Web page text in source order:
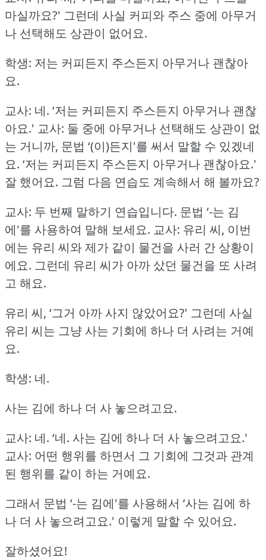
마실까요?' 그런데 사실 커피와 주스 중에 아무거
나 선택해도 상관이 없어요.
학생: 저는 커피든지 주스든지 아무거나 괜찮아
요.
교사: 네. ‘저는 커피든지 주스든지 아무거나 괜찮
아요.' 교사: 둘 중에 아무거나 선택해도 상관이 없
는 거니까, 문법 ‘(이)든지'를 써서 말할 수 있겠네
요. ‘저는 커피든지 주스든지 아무거나 괜찮아요.'
잘 했어요. 그럼 다음 연습도 계속해서 해 볼까요?
교사: 두 번째 말하기 연습입니다. 문법 ‘-는 김
에'를 사용하여 말해 보세요. 교사: 유리 씨, 이번
에는 유리 씨와 제가 같이 물건을 사러 간 상황이
에요. 그런데 유리 씨가 아까 샀던 물건을 또 사려
고 해요.
유리 씨, ‘그거 아까 사지 않았어요?' 그런데 사실
유리 씨는 그냥 사는 기회에 하나 더 사려는 거예
요.
학생: 네.
사는 김에 하나 더 사 놓으려고요.
교사: 네. ‘네. 사는 김에 하나 더 사 놓으려고요.'
교사: 어떤 행위를 하면서 그 기회에 그것과 관계
된 행위를 같이 하는 거예요.
그래서 문법 ‘-는 김에'를 사용해서 ‘사는 김에 하
나 더 사 놓으려고요.' 이렇게 말할 수 있어요.
잘하셨어요!